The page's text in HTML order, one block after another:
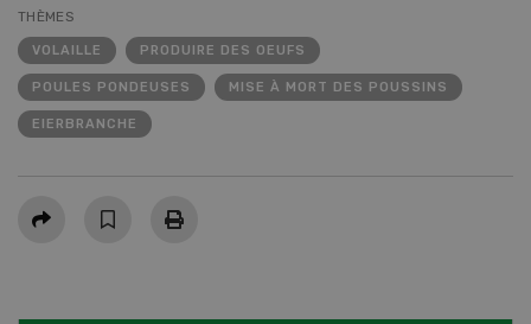
THÈMES
VOLAILLE PRODUIRE DES OEUFS
POULES PONDEUSES MISE À MORT DES POUSSINS
EIERBRANCHE
Partager